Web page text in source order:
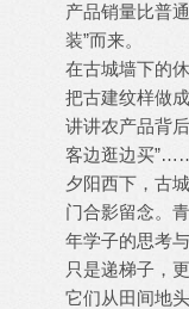
产品销量比普
装”而来。
在古城墙下的
把古建纹样做
讲讲农产品背
客边逛边买
夕阳西下，古
门合影留念。
年学子的思考
只是递梯子，
它们从田间地